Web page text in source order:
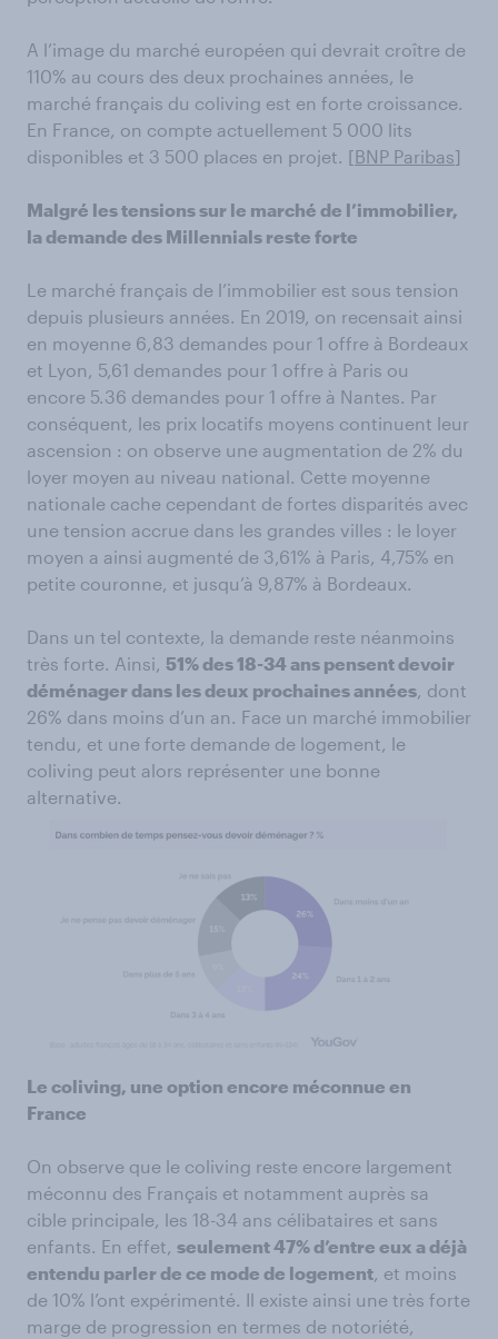
A l’image du marché européen qui devrait croître de
110% au cours des deux prochaines années, le
marché français du coliving est en forte croissance.
En France, on compte actuellement 5 000 lits
disponibles et 3 500 places en projet. [BNP Paribas]
Malgré les tensions sur le marché de l’immobilier,
la demande des Millennials reste forte
Le marché français de l’immobilier est sous tension
depuis plusieurs années. En 2019, on recensait ainsi
en moyenne 6,83 demandes pour 1 offre à Bordeaux
et Lyon, 5,61 demandes pour 1 offre à Paris ou
encore 5.36 demandes pour 1 offre à Nantes. Par
conséquent, les prix locatifs moyens continuent leur
ascension : on observe une augmentation de 2% du
loyer moyen au niveau national. Cette moyenne
nationale cache cependant de fortes disparités avec
une tension accrue dans les grandes villes : le loyer
moyen a ainsi augmenté de 3,61% à Paris, 4,75% en
petite couronne, et jusqu’à 9,87% à Bordeaux.
Dans un tel contexte, la demande reste néanmoins
très forte. Ainsi, 51% des 18-34 ans pensent devoir
déménager dans les deux prochaines années, dont
26% dans moins d’un an. Face un marché immobilier
tendu, et une forte demande de logement, le
coliving peut alors représenter une bonne
alternative.
Le coliving, une option encore méconnue en
France
On observe que le coliving reste encore largement
méconnu des Français et notamment auprès sa
cible principale, les 18-34 ans célibataires et sans
enfants. En effet, seulement 47% d’entre eux a déjà
entendu parler de ce mode de logement, et moins
de 10% l’ont expérimenté. Il existe ainsi une très forte
marge de progression en termes de notoriété,